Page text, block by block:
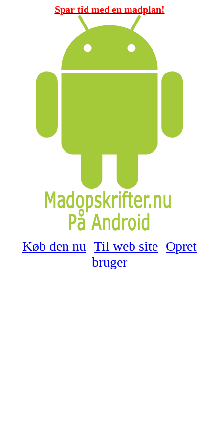
Spar tid med en madplan!
Køb den nu Til web site Opret
bruger